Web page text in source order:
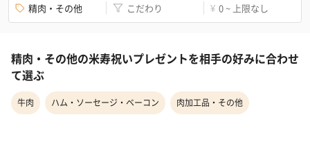
精肉・その他 こだわり ¥ 0 ~ 上限なし
精肉・その他の米寿祝いプレゼントを相手の好みに合わせ
て選ぶ
牛肉 ハム・ソーセージ・ベーコン 肉加工品・その他